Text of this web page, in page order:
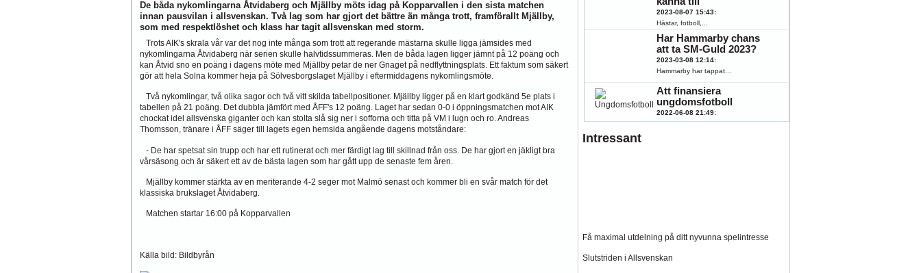
De båda nykomlingarna Åtvidaberg och Mjällby möts idag på Kopparvallen i den sista matchen
innan pausvilan i allsvenskan. Två lag som har gjort det bättre än många trott, framförallt Mjällby,
som med respektlöshet och klass har tagit allsvenskan med storm.
Trots AIK's skrala vår var det nog inte många som trott att regerande mästarna skulle ligga jämsides med
nykomlingarna Åtvidaberg när serien skulle halvtidssummeras. Men de båda lagen ligger jämnt på 12 poäng och
kan Åtvid sno en poäng i dagens möte med Mjällby petar de ner Gnaget på nedflyttningsplats. Ett faktum som säkert
gör att hela Solna kommer heja på Sölvesborgslaget Mjällby i eftermiddagens nykomlingsmöte.
Två nykomlingar, två olika sagor och två vitt skilda tabellpositioner. Mjällby ligger på en klart godkänd 5e plats i
tabellen på 21 poäng. Det dubbla jämfört med ÅFF's 12 poäng. Laget har sedan 0-0 i öppningsmatchen mot AIK
chockat idel allsvenska giganter och kan stolta slå sig ner i sofforna och titta på VM i lugn och ro. Andreas
Thomsson, tränare i ÅFF säger till lagets egen hemsida angående dagens motståndare:
- De har spetsat sin trupp och har ett rutinerat och mer färdigt lag till skillnad från oss. De har gjort en jäkligt bra
vårsäsong och är säkert ett av de bästa lagen som har gått upp de senaste fem åren.
Mjällby kommer stärkta av en meriterande 4-2 seger mot Malmö senast och kommer bli en svår match för det
klassiska brukslaget Åtvidaberg.
Matchen startar 16:00 på Kopparvallen
Källa bild: Bildbyrån
2023-08-07 15:43:
Hästar, fotboll,...
Har Hammarby chans
att ta SM-Guld 2023?
2023-03-08 12:14:
Hammarby har tappat...
Att finansiera
ungdomsfotboll
2022-06-08 21:49:
Fotboll engagerar...
Intressant
Få maximal utdelning på ditt nyvunna spelintresse
Slutstriden i Allsvenskan